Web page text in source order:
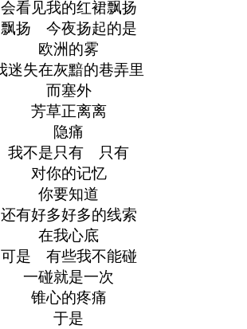
会看见我的红裙飘扬
飘扬 今夜扬起的是
欧洲的雾
迷失在灰黯的巷弄里
而塞外
芳草正离离
隐痛
我不是只有 只有
对你的记忆
你要知道
还有好多好多的线索
在我心底
可是 有些我不能碰
一碰就是一次
锥心的疼痛
于是